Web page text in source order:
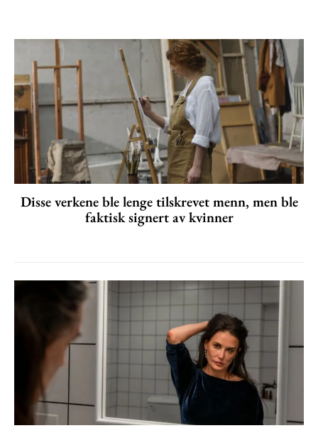
Disse verkene ble lenge tilskrevet menn, men ble
faktisk signert av kvinner